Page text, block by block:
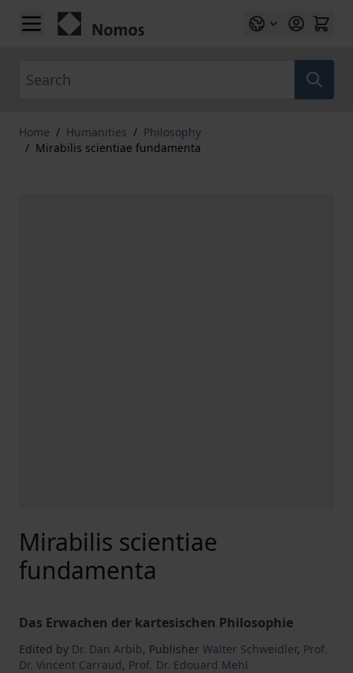
Skip to Content
Home / Humanities / Philosophy
/ Mirabilis scientiae fundamenta
Mirabilis scientiae
fundamenta
Das Erwachen der kartesischen Philosophie
Edited by Dr. Dan Arbib, Publisher Walter Schweidler, Prof.
Dr. Vincent Carraud, Prof. Dr. Edouard Mehl